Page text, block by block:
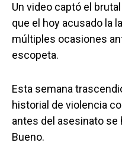
Un video captó el
que el hoy acusado la
múltiples ocasiones
escopeta.
Esta semana
historial de violencia
antes del asesinato
Bueno.